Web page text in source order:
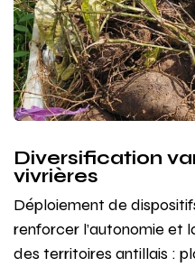
Diversification
vivrières
Déploiement de
renforcer l’autonomie et
des territoires antillais :